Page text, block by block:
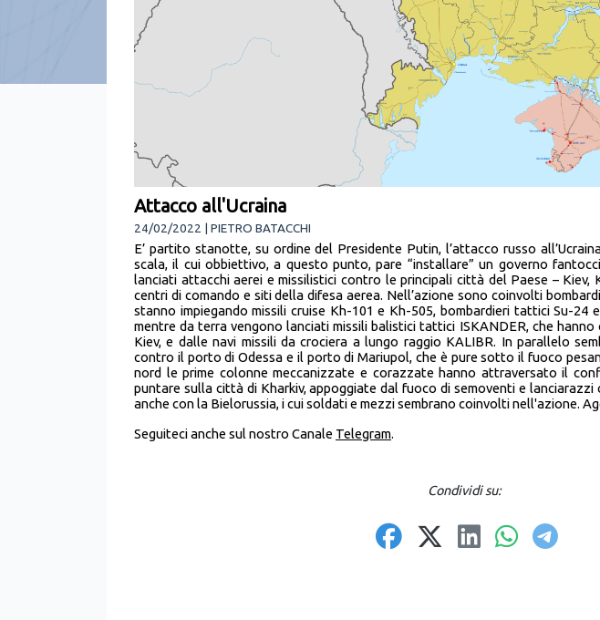
Attacco all'Ucraina
24/02/2022 | PIETRO BATACCHI
E’ partito stanotte, su ordine del Presidente Putin, l’attacco russo
scala, il cui obbiettivo, a questo punto, pare “installare” un governo
lanciati attacchi aerei e missilistici contro le principali città del Paese – Kiev,
centri di comando e siti della difesa aerea. Nell’azione sono coinvolti
stanno impiegando missili cruise Kh-101 e Kh-505, bombardieri tattici Su-24
mentre da terra vengono lanciati missili balistici tattici ISKANDER, che
Kiev, e dalle navi missili da crociera a lungo raggio KALIBR. In parallelo
contro il porto di Odessa e il porto di Mariupol, che è pure sotto il fuoco
nord le prime colonne meccanizzate e corazzate hanno attraversato il
puntare sulla città di Kharkiv, appoggiate dal fuoco di semoventi e
anche con la Bielorussia, i cui soldati e mezzi sembrano coinvolti nell'azione.
Seguiteci anche sul nostro Canale Telegram.
Condividi su: